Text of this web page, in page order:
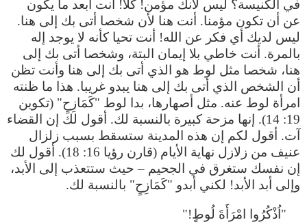
في الكنيسة؟ ليس لأنك مؤمن! كلا! أنت أبعد ما يكون
عن أن تكون مؤمنا. أنت هنا لأن شخصا أتى بك إلى هنا.
ليس لديك أي فكر عن الله! أنت تحيا كأنه لا يوجد إله
بالمرة. أنت خاطي بلا إيمان البتة، وشخصا أتى بك إلى
هنا، شخصا مثل لوط هو الذي أتى بك إلى هنا وأنت تظن
أن الشخص الذي أتى بك إلى هنا يبدو غريبا. هذا ما ظنته
امرأة لوط عنه. مثل أصهارها، بدا لوط "كَمَازِحٍ" (تكوين
19: 14). إنها مزحة كبيرة بالنسبة لك. أقول لك إن القضاء
آت. أقول لكم إن هذه المدينة ستسقط بسبب زلزال
عنيف من زلازل نهاية الأيام (قارن رؤيا 16: 18). أقول لك
إن نفسك ستغرق في الجحيم – حيث ستتعذب إلى الأبد،
وإلى أبد الأبد! لكني أبدو "كَمَازِحٍ" بالنسبة لك.
"اُذْكُرُوا امْرَأَةَ لُوطٍ!"